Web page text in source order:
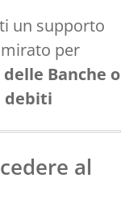
un supporto
per
Banche o
debiti
al